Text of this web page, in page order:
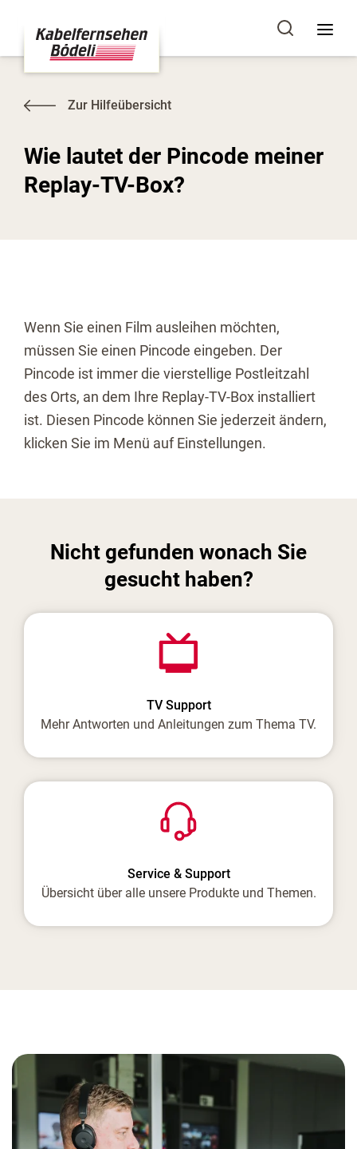
Zur Hilfeübersicht
Wie lautet der Pincode meiner
Replay-TV-Box?
Wenn Sie einen Film ausleihen möchten,
müssen Sie einen Pincode eingeben. Der
Pincode ist immer die vierstellige Postleitzahl
des Orts, an dem Ihre Replay-TV-Box installiert
ist. Diesen Pincode können Sie jederzeit ändern,
klicken Sie im Menü auf Einstellungen.
Nicht gefunden wonach Sie
gesucht haben?
TV Support
Mehr Antworten und Anleitungen zum Thema TV.
Service & Support
Übersicht über alle unsere Produkte und Themen.